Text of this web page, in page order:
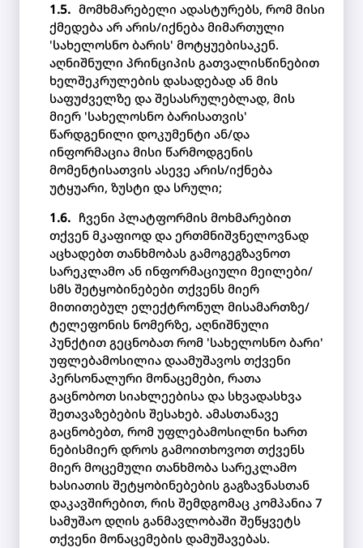
მომხმარებელი ადასტურებს, რომ მისი
ქმედება არ არის/იქნება მიმართული
'სახელოსნო ბარის' მოტყუებისაკენ.
აღნიშნული პრინციპის გათვალისწინებით
ხელშეკრულების დასადებად ან მის
საფუძველზე და შესასრულებლად, მის
მიერ 'სახელოსნო ბარისათვის'
წარდგენილი დოკუმენტი ან/და
ინფორმაცია მისი წარმოდგენის
მომენტისათვის ასევე არის/იქნება
უტყუარი, ზუსტი და სრული;
ჩვენი პლატფორმის მოხმარებით
თქვენ მკაფიოდ და ერთმნიშვნელოვნად
აცხადებთ თანხმობას გამოგეგზავნოთ
სარეკლამო ან ინფორმაციული მეილები/
სმს შეტყობინებები თქვენს მიერ
მითითებულ ელექტრონულ მისამართზე/
ტელეფონის ნომერზე, აღნიშნული
პუნქტით გეცნობათ რომ 'სახელოსნო ბარი'
უფლებამოსილია დაამუშავოს თქვენი
პერსონალური მონაცემები, რათა
გაცნობოთ სიახლეებისა და სხვადასხვა
შეთავაზებების შესახებ. ამასთანავე
გაცნობებთ, რომ უფლებამოსილნი ხართ
ნებისმიერ დროს გამოითხოვოთ თქვენს
მიერ მოცემული თანხმობა სარეკლამო
ხასიათის შეტყობინებების გაგზავნასთან
დაკავშირებით, რის შემდგომაც კომპანია 7
სამუშაო დღის განმავლობაში შეწყვეტს
თქვენი მონაცემების დამუშავებას.